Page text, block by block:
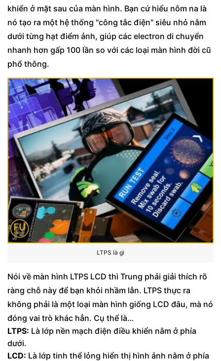
LTPS không?
khiển ở mặt sau của màn hình. Bạn cứ hiểu nôm na là
nó tạo ra một hệ thống "công tắc điện" siêu nhỏ nằm
dưới từng hạt điểm ảnh, giúp các electron di chuyển
nhanh hơn gấp 100 lần so với các loại màn hình đời cũ
phổ thông.
LTPS là gì
Nói về màn hình LTPS LCD thì Trung phải giải thích rõ
ràng chỗ này để bạn khỏi nhầm lẫn. LTPS thực ra
không phải là một loại màn hình giống LCD đâu, mà nó
đóng vai trò khác hẳn. Cụ thể là…
LTPS: Là lớp nền mạch điện điều khiển nằm ở phía
dưới.
LCD: Là lớp tinh thể lỏng hiển thị hình ảnh nằm ở phía